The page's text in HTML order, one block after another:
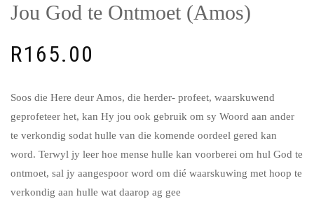
Jou God te Ontmoet (Amos)
R165.00
Soos die Here deur Amos, die herder- profeet, waarskuwend
geprofeteer het, kan Hy jou ook gebruik om sy Woord aan ander
te verkondig sodat hulle van die komende oordeel gered kan
word. Terwyl jy leer hoe mense hulle kan voorberei om hul God te
ontmoet, sal jy aangespoor word om dié waarskuwing met hoop te
verkondig aan hulle wat daarop ag gee